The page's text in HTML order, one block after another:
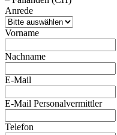
Anrede
Vorname
Nachname
E-Mail
E-Mail Personalvermittler
Telefon